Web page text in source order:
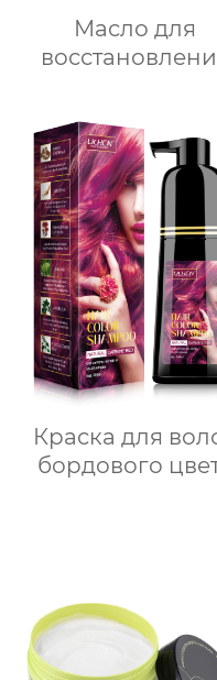
Масло для
Краска для
бордового